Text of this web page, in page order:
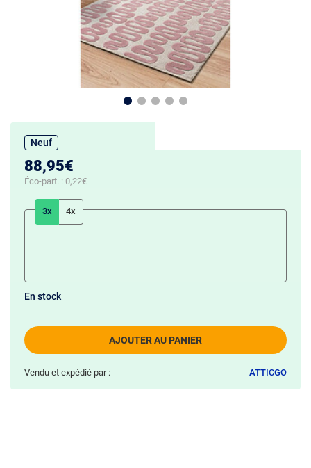
Neuf
88,95€
Éco-part. : 0,22€
3x 4x
AJOUTER AU PANIER
En stock
Vendu et expédié par : ATTICGO